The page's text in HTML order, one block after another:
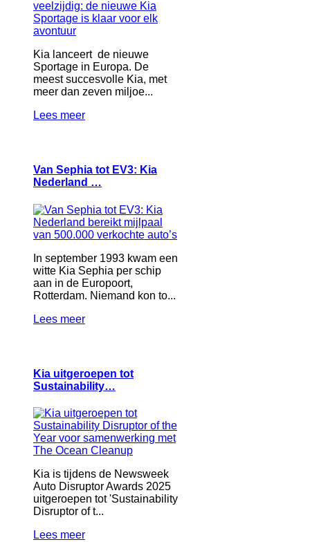
Kia lanceert de nieuwe
Sportage in Europa. De
meest succesvolle Kia, met
meer dan zeven miljoe...
Lees meer
Van Sephia tot EV3: Kia
Nederland …
In september 1993 kwam een
witte Kia Sephia per schip
aan in de Europoort,
Rotterdam. Niemand kon to...
Lees meer
Kia uitgeroepen tot
Sustainability…
Kia is tijdens de Newsweek
Auto Disruptor Awards 2025
uitgeroepen tot 'Sustainability
Disruptor of t...
Lees meer